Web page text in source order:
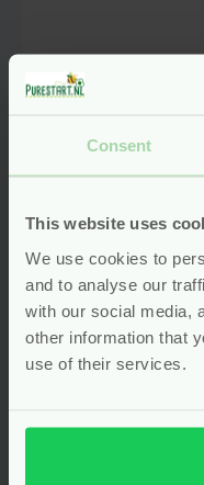
Consent
This website uses
We use cookies to
and to analyse our
with our social media,
other information that
use of their services.
Captcha
Mijn naam, e-
een reactie
– Green Toys
Voor21.50